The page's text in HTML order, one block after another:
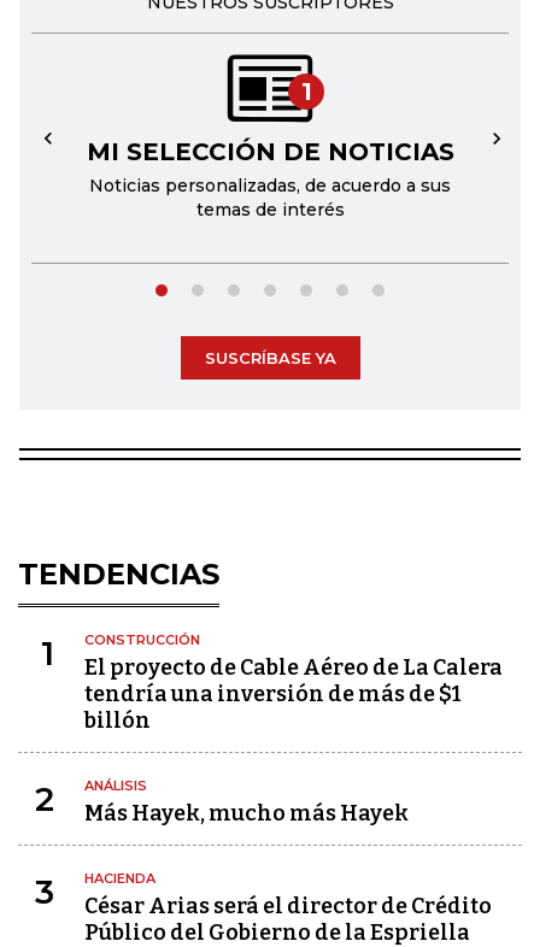
1
MI SELECCIÓN DE NOTICIAS
Noticias personalizadas, de acuerdo a sus
temas de interés
← →
SUSCRÍBASE YA
TENDENCIAS
1 CONSTRUCCIÓN
El proyecto de Cable Aéreo de La Calera
tendría una inversión de más de $1
billón
2 ANÁLISIS
Más Hayek, mucho más Hayek
3 HACIENDA
César Arias será el director de Crédito
Público del Gobierno de la Espriella